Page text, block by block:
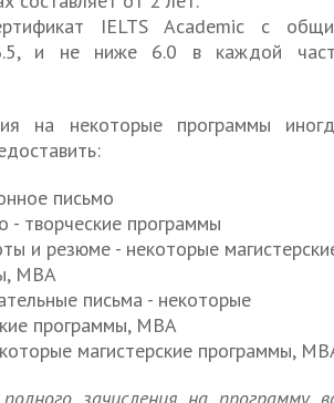
IELTS Academic с
и не ниже 6.0 в каждой
на некоторые программы
письмо
- творческие программы
и резюме - некоторые
MBA
письма - некоторые
программы, MBA
магистерские программы,